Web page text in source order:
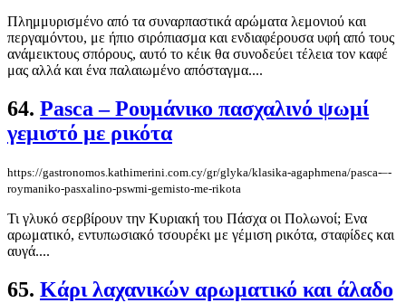
Πλημμυρισμένο από τα συναρπαστικά αρώματα λεμονιού και
περγαμόντου, με ήπιο σιρόπιασμα και ενδιαφέρουσα υφή από τους
ανάμεικτους σπόρους, αυτό το κέικ θα συνοδεύει τέλεια τον καφέ
μας αλλά και ένα παλαιωμένο απόσταγμα....
64. Pasca – Ρουμάνικο πασχαλινό ψωμί
γεμιστό με ρικότα
https://gastronomos.kathimerini.com.cy/gr/glyka/klasika-agaphmena/pasca-–-
roymaniko-pasxalino-pswmi-gemisto-me-rikota
Τι γλυκό σερβίρουν την Κυριακή του Πάσχα οι Πολωνοί; Ενα
αρωματικό, εντυπωσιακό τσουρέκι με γέμιση ρικότα, σταφίδες και
αυγά....
65. Κάρι λαχανικών αρωματικό και άλαδο